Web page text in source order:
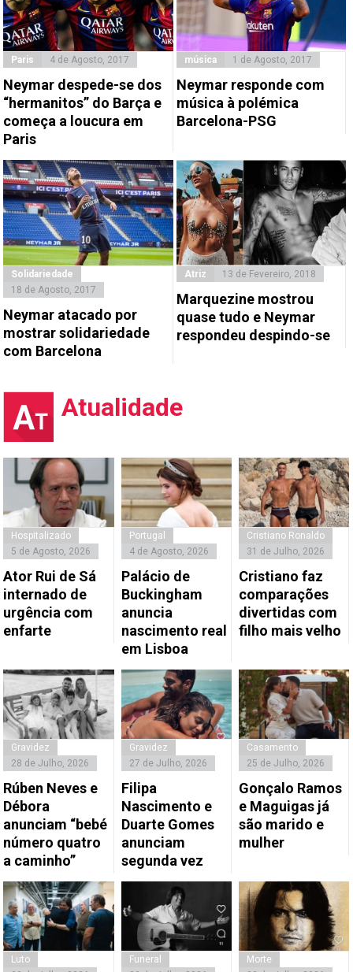
Paris 4 de Agosto, 2017
Neymar despede-se dos
“hermanitos” do Barça e
começa a loucura em
Paris
música 1 de Agosto, 2017
Neymar responde com
música à polémica
Barcelona-PSG
Solidariedade
18 de Agosto, 2017
Neymar atacado por
mostrar solidariedade
com Barcelona
Atriz 13 de Fevereiro, 2018
Marquezine mostrou
quase tudo e Neymar
respondeu despindo-se
Atualidade
Hospitalizado
5 de Agosto, 2026
Ator Rui de Sá
internado de
urgência com
enfarte
Portugal
4 de Agosto, 2026
Palácio de
Buckingham
anuncia
nascimento real
em Lisboa
Cristiano Ronaldo
31 de Julho, 2026
Cristiano faz
comparações
divertidas com
filho mais velho
Gravidez
28 de Julho, 2026
Rúben Neves e
Débora
anunciam “bebé
número quatro
a caminho”
Gravidez
27 de Julho, 2026
Filipa
Nascimento e
Duarte Gomes
anunciam
segunda vez
Casamento
25 de Julho, 2026
Gonçalo Ramos
e Maguigas já
são marido e
mulher
Luto
Funeral
Morte